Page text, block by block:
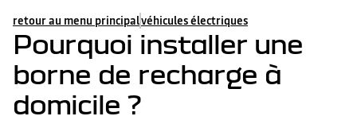
retour au menu principalvéhicules électriques
Pourquoi installer une
borne de recharge à
domicile ?